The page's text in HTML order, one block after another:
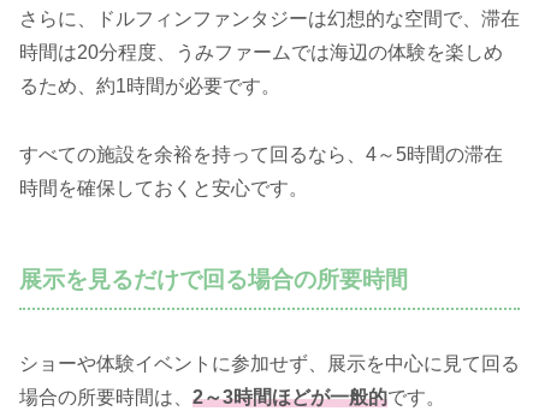
さらに、ドルフィンファンタジーは幻想的な空間で、滞在
時間は20分程度、うみファームでは海辺の体験を楽しめ
るため、約1時間が必要です。
すべての施設を余裕を持って回るなら、4～5時間の滞在
時間を確保しておくと安心です。
展示を見るだけで回る場合の所要時間
ショーや体験イベントに参加せず、展示を中心に見て回る
場合の所要時間は、 2～3時間ほどが一般的です。